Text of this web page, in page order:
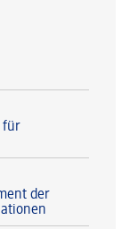
für
der